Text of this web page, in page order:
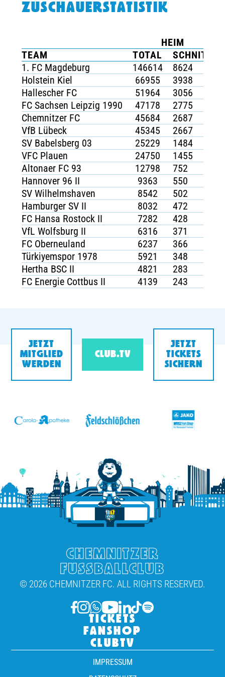
TICKETING
ZUSCHAUERSTATISTIK
HEIM
TEAM
TOTAL SCHNITT
1. FC Magdeburg
146614 8624
Holstein Kiel
66955 3938
Hallescher FC
51964 3056
FC Sachsen Leipzig 1990
47178 2775
Chemnitzer FC
45684 2687
VfB Lübeck
45345 2667
SV Babelsberg 03
25229 1484
VFC Plauen
24750 1455
Altonaer FC 93
12798 752
Hannover 96 II
9363 550
SV Wilhelmshaven
8542 502
Hamburger SV II
8032 472
FC Hansa Rostock II
7282 428
VfL Wolfsburg II
6316 371
FC Oberneuland
6237 366
Türkiyemspor 1978
5921 348
Hertha BSC II
4821 283
FC Energie Cottbus II
4139 243
JETZT
MITGLIED
WERDEN
CLUB.TV
JETZT
TICKETS
SICHERN
CHEMNITZER
FUSSBALLCLUB
© 2026 CHEMNITZER FC. ALL RIGHTS RESERVED.
TICKETS
FANSHOP
CLUBTV
IMPRESSUM